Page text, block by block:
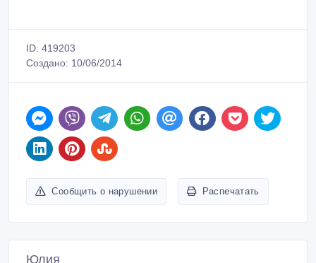
ID: 419203
Создано: 10/06/2014
Сообщить о нарушении Распечатать
Юлия